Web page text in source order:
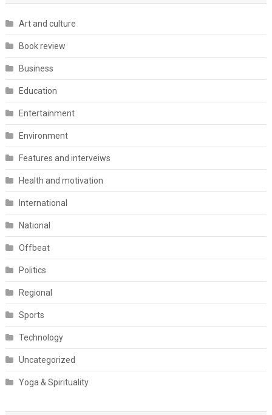
Art and culture
Book review
Business
Education
Entertainment
Environment
Features and interveiws
Health and motivation
International
National
Offbeat
Politics
Regional
Sports
Technology
Uncategorized
Yoga & Spirituality